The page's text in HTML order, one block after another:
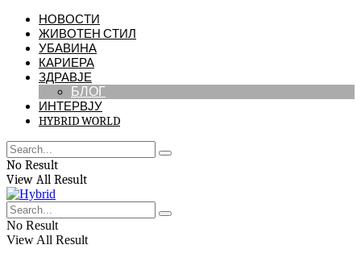
НОВОСТИ
ЖИВОТЕН СТИЛ
УБАВИНА
КАРИЕРА
ЗДРАВЈЕ
БЛОГ
ИНТЕРВЈУ
HYBRID WORLD
No Result
View All Result
No Result
View All Result